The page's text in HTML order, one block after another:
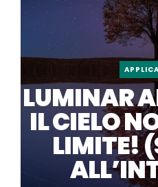
LUMINAR
IL CIELO
LIMITE!